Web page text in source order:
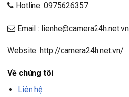
Hotline: 0975626357
Email : lienhe@camera24h.net.vn
Website: http://camera24h.net.vn/
Về chúng tôi
Liên hệ